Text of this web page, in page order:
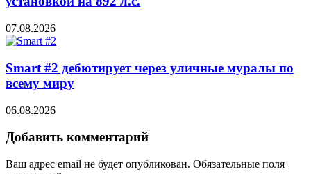
07.08.2026
Smart #2 дебютирует через уличные муралы по
всему миру
06.08.2026
Добавить комментарий
Ваш адрес email не будет опубликован. Обязательные поля